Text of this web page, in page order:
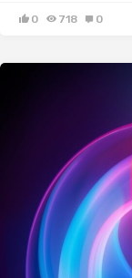
0 718 0